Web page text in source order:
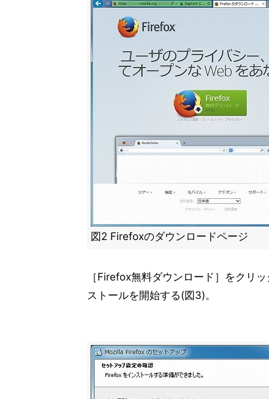
図2 Firefoxのダウンロードページ
［Firefox無料ダウンロード］をクリ
ストールを開始する(図3)。